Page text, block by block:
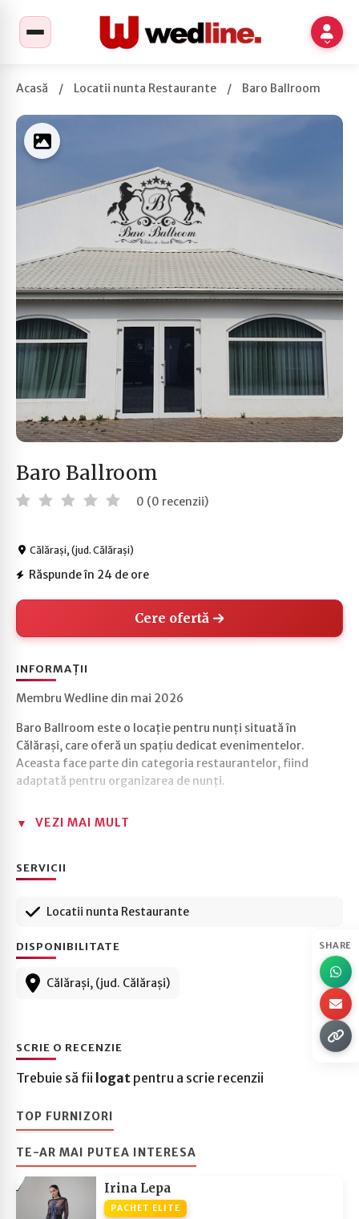
SHARE
Acasă / Locatii nunta Restaurante / Baro Ballroom
Baro Ballroom
0 (0 recenzii)
Călărași, (jud. Călărași)
Răspunde în 24 de ore
Cere ofertă
INFORMAȚII
Membru Wedline din mai 2026
Baro Ballroom este o locație pentru nunți situată în
Călărași, care oferă un spațiu dedicat evenimentelor.
Aceasta face parte din categoria restaurantelor, fiind
adaptată pentru organizarea de nunți.
VEZI MAI MULT
SERVICII
Locatii nunta Restaurante
DISPONIBILITATE
Călărași, (jud. Călărași)
SCRIE O RECENZIE
Trebuie să fii logat pentru a scrie recenzii
TOP FURNIZORI
TE-AR MAI PUTEA INTERESA
Irina Lepa
PACHET ELITE